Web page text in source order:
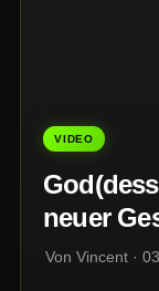
VIDEO
neuer
Von Vincent ·